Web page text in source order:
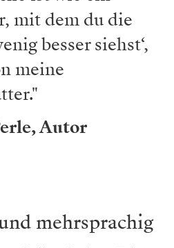
mit dem du die
besser siehst‘,
meine
Autor
mehrsprachig